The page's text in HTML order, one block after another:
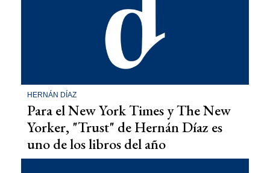
HERNÁN DÍAZ
Para el New York Times y The New
Yorker, "Trust" de Hernán Díaz es
uno de los libros del año